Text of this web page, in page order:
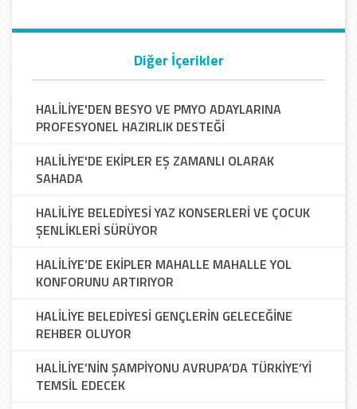
Diğer İçerikler
HALİLİYE'DEN BESYO VE PMYO ADAYLARINA
PROFESYONEL HAZIRLIK DESTEĞİ
HALİLİYE'DE EKİPLER EŞ ZAMANLI OLARAK
SAHADA
HALİLİYE BELEDİYESİ YAZ KONSERLERİ VE ÇOCUK
ŞENLİKLERİ SÜRÜYOR
HALİLİYE’DE EKİPLER MAHALLE MAHALLE YOL
KONFORUNU ARTIRIYOR
HALİLİYE BELEDİYESİ GENÇLERİN GELECEĞİNE
REHBER OLUYOR
HALİLİYE’NİN ŞAMPİYONU AVRUPA’DA TÜRKİYE’Yİ
TEMSİL EDECEK